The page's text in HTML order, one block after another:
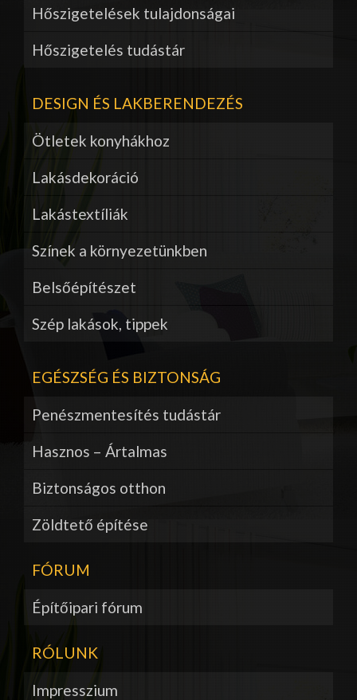
Hőszigetelések tulajdonságai
Hőszigetelés tudástár
DESIGN ÉS LAKBERENDEZÉS
Ötletek konyhákhoz
Lakásdekoráció
Lakástextíliák
Színek a környezetünkben
Belsőépítészet
Szép lakások, tippek
EGÉSZSÉG ÉS BIZTONSÁG
Penészmentesítés tudástár
Hasznos – Ártalmas
Biztonságos otthon
Zöldtető építése
FÓRUM
Építőipari fórum
RÓLUNK
Impresszium